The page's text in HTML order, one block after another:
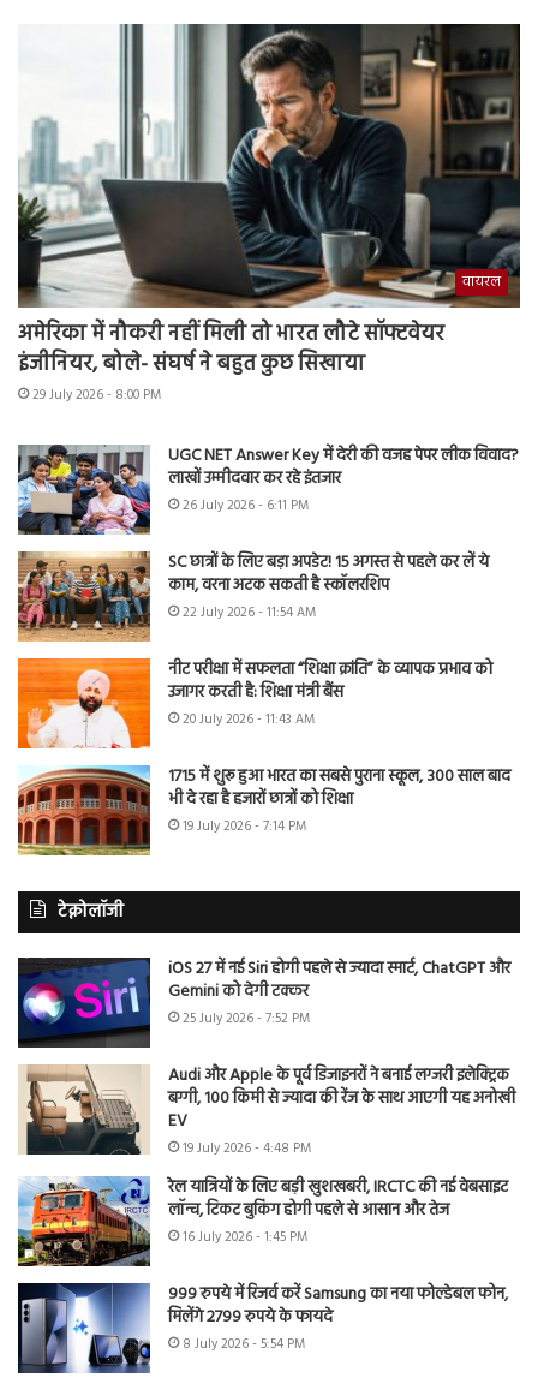
वायरल
अमेरिका में नौकरी नहीं मिली तो भारत लौटे सॉफ्टवेयर
इंजीनियर, बोले- संघर्ष ने बहुत कुछ सिखाया
29 July 2026 - 8:00 PM
UGC NET Answer Key में देरी की वजह पेपर लीक विवाद?
लाखों उम्मीदवार कर रहे इंतजार
26 July 2026 - 6:11 PM
SC छात्रों के लिए बड़ा अपडेट! 15 अगस्त से पहले कर लें ये
काम, वरना अटक सकती है स्कॉलरशिप
22 July 2026 - 11:54 AM
नीट परीक्षा में सफलता “शिक्षा क्रांति” के व्यापक प्रभाव को
उजागर करती है: शिक्षा मंत्री बैंस
20 July 2026 - 11:43 AM
1715 में शुरू हुआ भारत का सबसे पुराना स्कूल, 300 साल बाद
भी दे रहा है हजारों छात्रों को शिक्षा
19 July 2026 - 7:14 PM
टेक्नोलॉजी
iOS 27 में नई Siri होगी पहले से ज्यादा स्मार्ट, ChatGPT और
Gemini को देगी टक्कर
25 July 2026 - 7:52 PM
Audi और Apple के पूर्व डिजाइनरों ने बनाई लग्जरी इलेक्ट्रिक
बग्गी, 100 किमी से ज्यादा की रेंज के साथ आएगी यह अनोखी
EV
19 July 2026 - 4:48 PM
रेल यात्रियों के लिए बड़ी खुशखबरी, IRCTC की नई वेबसाइट
लॉन्च, टिकट बुकिंग होगी पहले से आसान और तेज
16 July 2026 - 1:45 PM
999 रुपये में रिजर्व करें Samsung का नया फोल्डेबल फोन,
मिलेंगे 2799 रुपये के फायदे
8 July 2026 - 5:54 PM